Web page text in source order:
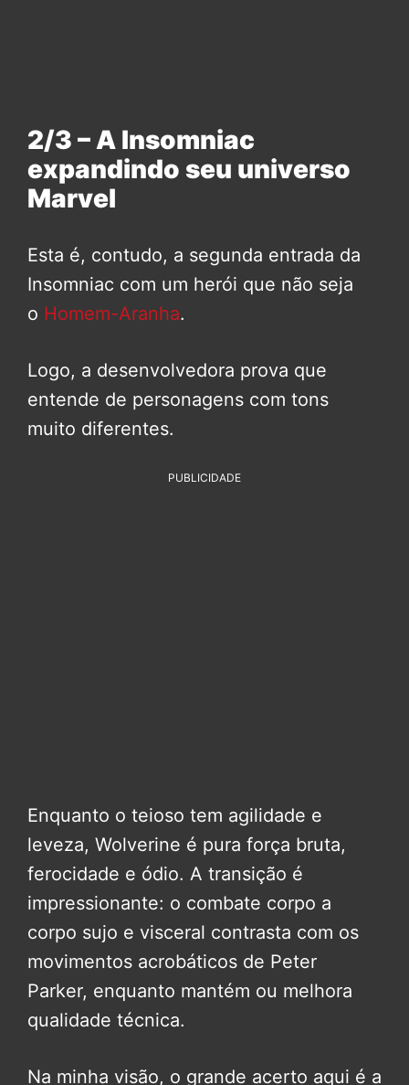
2/3 – A Insomniac
expandindo seu universo
Marvel
Esta é, contudo, a segunda entrada da
Insomniac com um herói que não seja
o Homem-Aranha.
Logo, a desenvolvedora prova que
entende de personagens com tons
muito diferentes.
PUBLICIDADE
Enquanto o teioso tem agilidade e
leveza, Wolverine é pura força bruta,
ferocidade e ódio. A transição é
impressionante: o combate corpo a
corpo sujo e visceral contrasta com os
movimentos acrobáticos de Peter
Parker, enquanto mantém ou melhora
qualidade técnica.
Na minha visão, o grande acerto aqui é a